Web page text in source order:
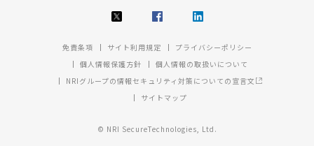
免責条項 サイト利用規定
プライバシーポリシー
個人情報保護方針
個人情報の取扱いについて
NRIグループの情報セキュリティ対策についての宣言文
サイトマップ
© NRI SecureTechnologies, Ltd.